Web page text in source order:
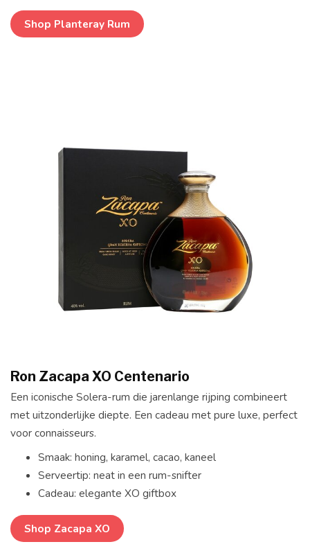
Shop Planteray Rum
Ron Zacapa XO Centenario
Een iconische Solera-rum die jarenlange rijping combineert
met uitzonderlijke diepte. Een cadeau met pure luxe, perfect
voor connaisseurs.
Smaak: honing, karamel, cacao, kaneel
Serveertip: neat in een rum-snifter
Cadeau: elegante XO giftbox
Shop Zacapa XO